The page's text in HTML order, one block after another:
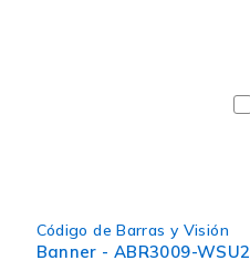
Código de Barras y Visión
Banner - ABR3009-WSU2